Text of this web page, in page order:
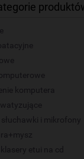
komputera
słuchawki i mikrofony
klasery etui na cd